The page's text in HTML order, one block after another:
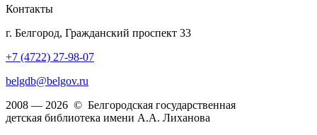
Контакты
г. Белгород, Гражданский проспект 33
+7 (4722) 27-98-07
belgdb@belgov.ru
2008 — 2026 © Белгородская государственная
детская библиотека имени А.А. Лиханова